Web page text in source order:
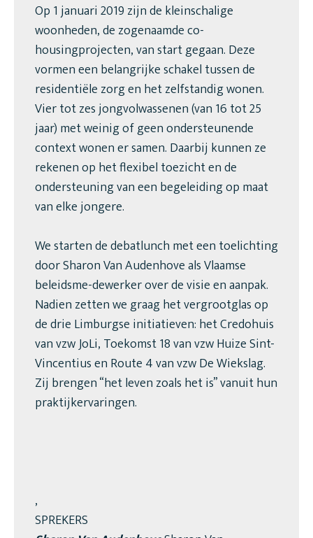
Op 1 januari 2019 zijn de kleinschalige
woonheden, de zogenaamde co-
housingprojecten, van start gegaan. Deze
vormen een belangrijke schakel tussen de
residentiële zorg en het zelfstandig wonen.
Vier tot zes jongvolwassenen (van 16 tot 25
jaar) met weinig of geen ondersteunende
context wonen er samen. Daarbij kunnen ze
rekenen op het flexibel toezicht en de
ondersteuning van een begeleiding op maat
van elke jongere.
We starten de debatlunch met een toelichting
door Sharon Van Audenhove als Vlaamse
beleidsme-dewerker over de visie en aanpak.
Nadien zetten we graag het vergrootglas op
de drie Limburgse initiatieven: het Credohuis
van vzw JoLi, Toekomst 18 van vzw Huize Sint-
Vincentius en Route 4 van vzw De Wiekslag.
Zij brengen “het leven zoals het is” vanuit hun
praktijkervaringen.
,
SPREKERS